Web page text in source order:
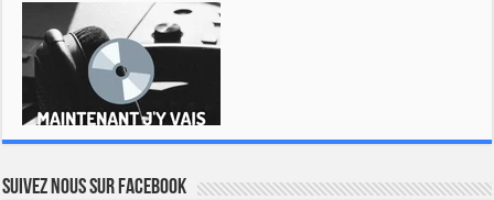
Suivez nous sur Facebook